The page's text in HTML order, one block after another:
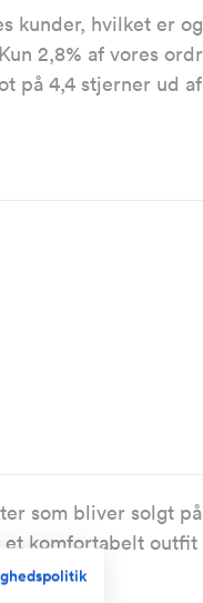
kunder, hvilket er
2,8% af vores
på 4,4 stjerner ud
som bliver solgt
komfortabelt outfit